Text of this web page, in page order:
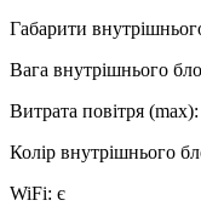
Габарити
Вага внутрішнього
Витрата повітря (max):
Колір внутрішнього
WiFi: є